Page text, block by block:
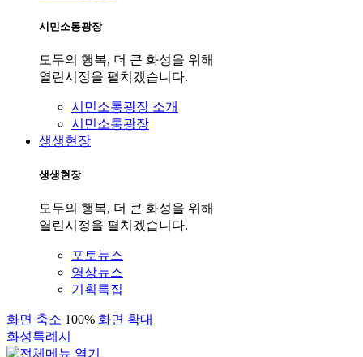
시민소통광장
모두의 행복, 더 큰 화성을 위해
열린시정을 펼치겠습니다.
시민소통광장 소개
시민소통광장
생생현장
생생현장
모두의 행복, 더 큰 화성을 위해
열린시정을 펼치겠습니다.
포토뉴스
영상뉴스
기획특집
화면 축소 100% 화면 확대
화성특례시